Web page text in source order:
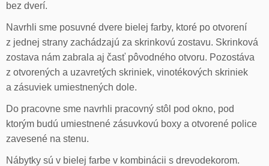
bez dverí.
Navrhli sme posuvné dvere bielej farby, ktoré po otvorení
z jednej strany zachádzajú za skrinkovú zostavu. Skrinková
zostava nám zabrala aj časť pôvodného otvoru. Pozostáva
z otvorených a uzavretých skriniek, vinotékových skriniek
a zásuviek umiestnených dole.
Do pracovne sme navrhli pracovný stôl pod okno, pod
ktorým budú umiestnené zásuvkovú boxy a otvorené police
zavesené na stenu.
Nábytky sú v bielej farbe v kombinácii s drevodekorom.